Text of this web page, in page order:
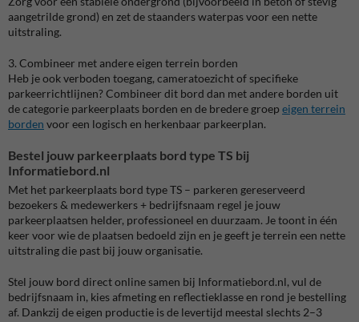
aangetrilde grond) en zet de staanders waterpas voor een nette
uitstraling.
3. Combineer met andere eigen terrein borden
Heb je ook verboden toegang, cameratoezicht of specifieke
parkeerrichtlijnen? Combineer dit bord dan met andere borden uit
de categorie parkeerplaats borden en de bredere groep eigen terrein
borden voor een logisch en herkenbaar parkeerplan.
Bestel jouw parkeerplaats bord type TS bij
Informatiebord.nl
Met het parkeerplaats bord type TS – parkeren gereserveerd
bezoekers & medewerkers + bedrijfsnaam regel je jouw
parkeerplaatsen helder, professioneel en duurzaam. Je toont in één
keer voor wie de plaatsen bedoeld zijn en je geeft je terrein een nette
uitstraling die past bij jouw organisatie.
Stel jouw bord direct online samen bij Informatiebord.nl, vul de
bedrijfsnaam in, kies afmeting en reflectieklasse en rond je bestelling
af. Dankzij de eigen productie is de levertijd meestal slechts 2–3